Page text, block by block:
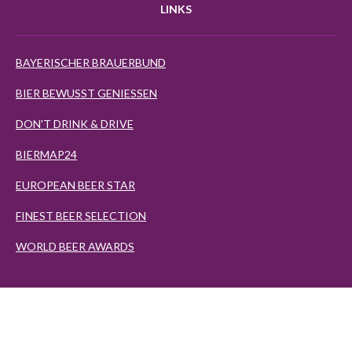
LINKS
BAYERISCHER BRAUERBUND
BIER BEWUSST GENIESSEN
DON'T DRINK & DRIVE
BIERMAP24
EUROPEAN BEER STAR
FINEST BEER SELECTION
WORLD BEER AWARDS